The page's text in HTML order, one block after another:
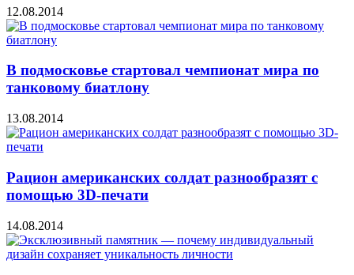
12.08.2014
В подмосковье стартовал чемпионат мира по
танковому биатлону
13.08.2014
Рацион американских солдат разнообразят с
помощью 3D-печати
14.08.2014